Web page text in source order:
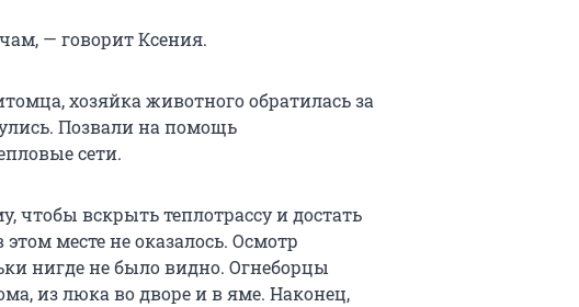
— говорит Ксения.
хозяйка животного обратилась за
Позвали на помощь
сети.
вскрыть теплотрассу и достать
месте не оказалось. Осмотр
нигде не было видно. Огнеборцы
из люка во дворе и в яме. Наконец,